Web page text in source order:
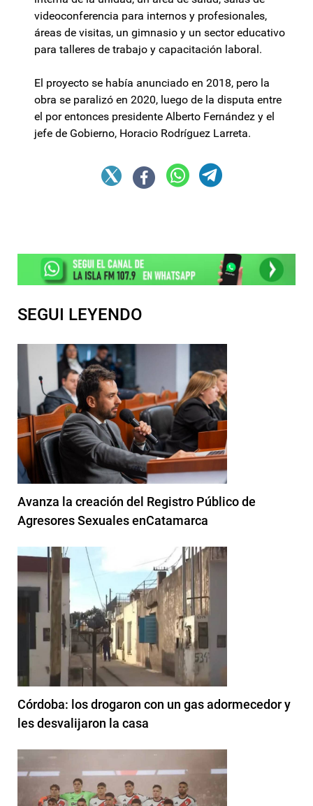
videoconferencia para internos y profesionales,
áreas de visitas, un gimnasio y un sector educativo
para talleres de trabajo y capacitación laboral.
El proyecto se había anunciado en 2018, pero la
obra se paralizó en 2020, luego de la disputa entre
el por entonces presidente Alberto Fernández y el
jefe de Gobierno, Horacio Rodríguez Larreta.
SEGUI LEYENDO
Avanza la creación del Registro Público de
Agresores Sexuales enCatamarca
Córdoba: los drogaron con un gas adormecedor y
les desvalijaron la casa